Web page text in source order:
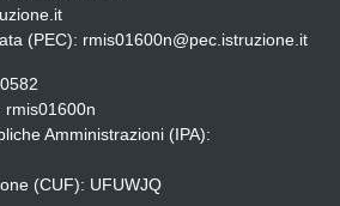
(PEC): rmis01600n@pec.istruzione.it
rmis01600n
Amministrazioni (IPA):
(CUF): UFUWJQ